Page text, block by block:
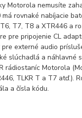
Motorola nemusíte
rovnaké nabíjacie
T7, T8 a XTR446 a
pre pripojenie CL
externé audio
slúchadlá a náhlavné
rádiostaníc Motorola
TLKR T a T7 atď.).
a čísla kódu.